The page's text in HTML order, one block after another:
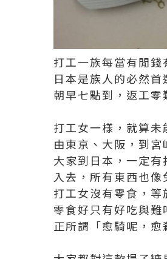
打工一族每當有閒錢
日本是族人的必然
朝早七點到，返工零
打工女一樣，就算未
由東京、大阪，到
大家到日本，一定
入去，所有東西也像
打工女沒有零食，等
零食好只有好吃與難
正所謂「愈騎呢，愈